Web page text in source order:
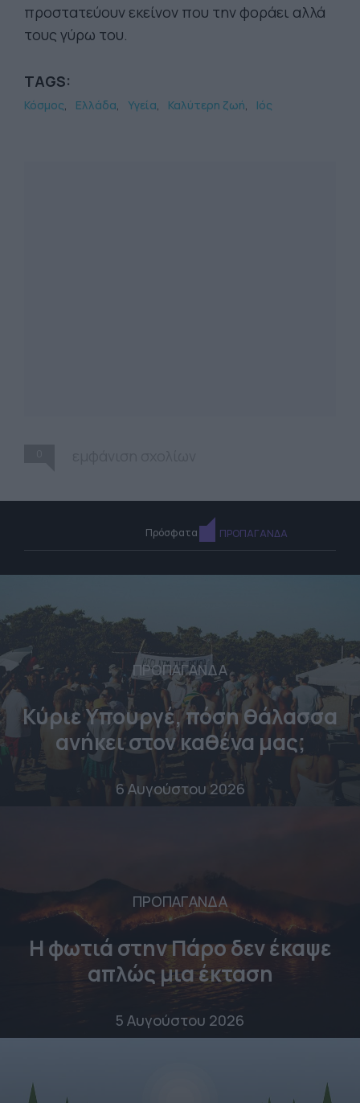
προστατεύουν εκείνον που την φοράει αλλά
τους γύρω του.
TAGS:
Κόσμος Ελλάδα Υγεία Καλύτερη ζωή Ιός
Πρόσφατα ΠΡΟΠΑΓΑΝΔΑ
ΠΡΟΠΑΓΑΝΔΑ
Κύριε Υπουργέ, πόση θάλασσα
ανήκει στον καθένα μας;
6 Αυγούστου 2026
ΠΡΟΠΑΓΑΝΔΑ
Η φωτιά στην Πάρο δεν έκαψε
απλώς μια έκταση
5 Αυγούστου 2026